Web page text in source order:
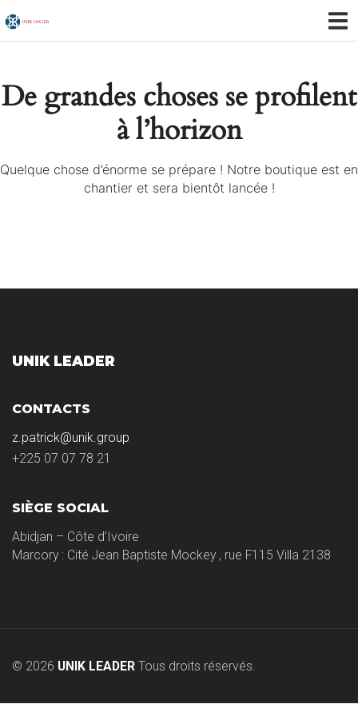
De grandes choses se profilent
à l’horizon
Quelque chose d’énorme se prépare ! Notre boutique est en
chantier et sera bientôt lancée !
UNIK LEADER
CONTACTS
z.patrick@unik.group
+225 07 07 78 21
SIÈGE SOCIAL
Abidjan – Côte d’Ivoire
Marcory : Cité Jean Baptiste Mockey , rue F115 Villa 2138
© 2026 UNIK LEADER Tous droits réservés.